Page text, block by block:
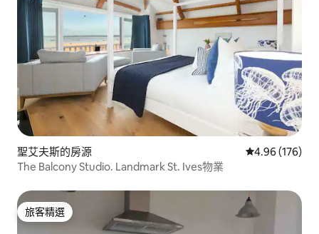
聖艾夫斯的房源 從 176 則評價
4.96 (176)
The Balcony Studio. Landmark St. Ives物業
旅客精選
旅客精選